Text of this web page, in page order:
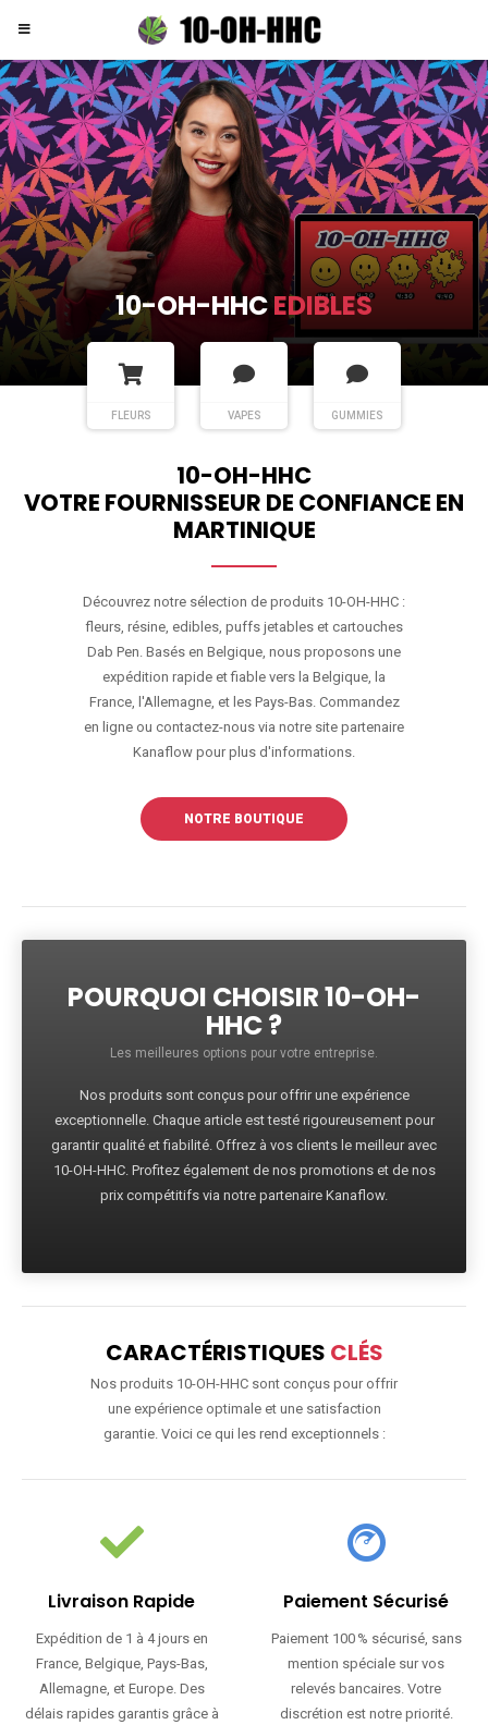
10-OH-HHCEDIBLES
FLEURS VAPES GUMMIES
10-OH-HHC
VOTRE FOURNISSEUR DE CONFIANCE EN
MARTINIQUE
Découvrez notre sélection de produits 10-OH-HHC :
fleurs, résine, edibles, puffs jetables et cartouches
Dab Pen. Basés en Belgique, nous proposons une
expédition rapide et fiable vers la Belgique, la
France, l'Allemagne, et les Pays-Bas. Commandez
en ligne ou contactez-nous via notre site partenaire
Kanaflow pour plus d'informations.
NOTRE BOUTIQUE
POURQUOI CHOISIR 10-OH-
HHC ?
Les meilleures options pour votre entreprise.
Nos produits sont conçus pour offrir une expérience
exceptionnelle. Chaque article est testé rigoureusement pour
garantir qualité et fiabilité. Offrez à vos clients le meilleur avec
10-OH-HHC. Profitez également de nos promotions et de nos
prix compétitifs via notre partenaire Kanaflow.
CARACTÉRISTIQUES CLÉS
Nos produits 10-OH-HHC sont conçus pour offrir
une expérience optimale et une satisfaction
garantie. Voici ce qui les rend exceptionnels :
Livraison Rapide
Expédition de 1 à 4 jours en
France, Belgique, Pays-Bas,
Allemagne, et Europe. Des
délais rapides garantis grâce à
Paiement Sécurisé
Paiement 100 % sécurisé, sans
mention spéciale sur vos
relevés bancaires. Votre
discrétion est notre priorité.